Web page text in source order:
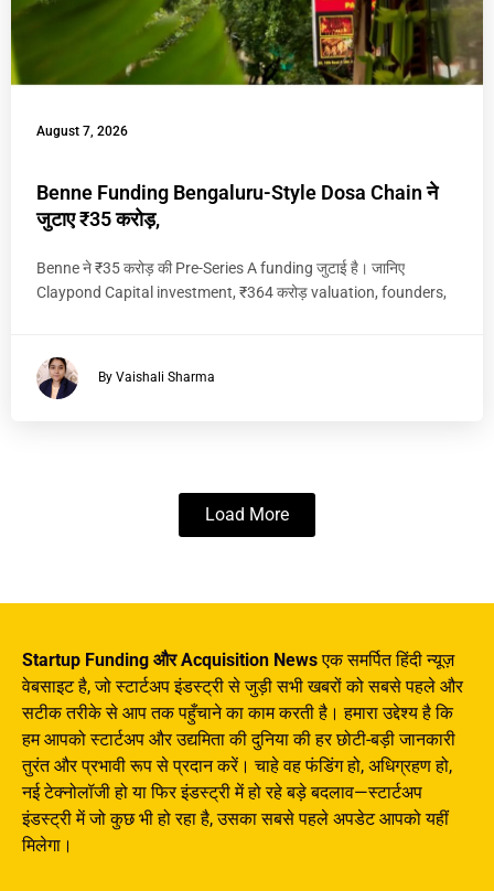
August 7, 2026
Benne Funding Bengaluru-Style Dosa Chain ने
जुटाए ₹35 करोड़,
Benne ने ₹35 करोड़ की Pre-Series A funding जुटाई है। जानिए
Claypond Capital investment, ₹364 करोड़ valuation, founders,
By Vaishali Sharma
Load More
Startup Funding और Acquisition Newsएक समर्पित हिंदी न्यूज़
वेबसाइट है, जो स्टार्टअप इंडस्ट्री से जुड़ी सभी खबरों को सबसे पहले और
सटीक तरीके से आप तक पहुँचाने का काम करती है। हमारा उद्देश्य है कि
हम आपको स्टार्टअप और उद्यमिता की दुनिया की हर छोटी-बड़ी जानकारी
तुरंत और प्रभावी रूप से प्रदान करें। चाहे वह फंडिंग हो, अधिग्रहण हो,
नई टेक्नोलॉजी हो या फिर इंडस्ट्री में हो रहे बड़े बदलाव—स्टार्टअप
इंडस्ट्री में जो कुछ भी हो रहा है, उसका सबसे पहले अपडेट आपको यहीं
मिलेगा।